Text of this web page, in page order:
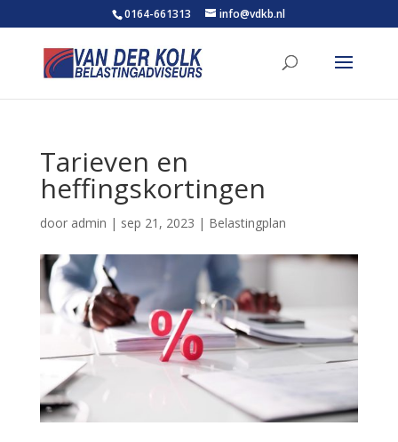
0164-661313 info@vdkb.nl
Tarieven en
heffingskortingen
door admin | sep 21, 2023 | Belastingplan